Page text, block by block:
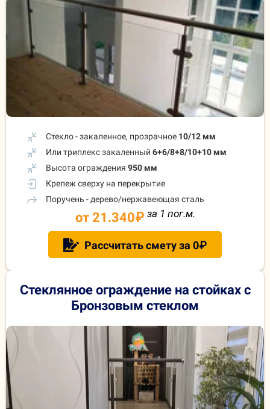
Стекло - закаленное, прозрачное 10/12 мм
Или триплекс закаленный 6+6/8+8/10+10 мм
Высота ограждения 950 мм
Крепеж сверху на перекрытие
Поручень - дерево/нержавеющая сталь
от 21.340₽ за 1 пог.м.
Рассчитать смету за 0₽
Стеклянное ограждение на стойках с
Бронзовым стеклом